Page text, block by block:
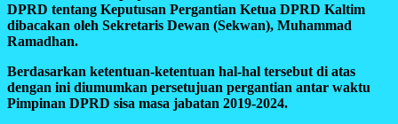
DPRD tentang Keputusan Pergantian Ketua DPRD Kaltim
dibacakan oleh Sekretaris Dewan (Sekwan), Muhammad
Ramadhan.
Berdasarkan ketentuan-ketentuan hal-hal tersebut di atas
dengan ini diumumkan persetujuan pergantian antar waktu
Pimpinan DPRD sisa masa jabatan 2019-2024.